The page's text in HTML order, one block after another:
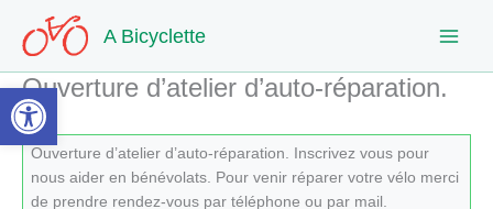
Ouvrir la barre d’outils
contenu
A Bicyclette
Ouverture d’atelier d’auto-réparation.
Ouverture d’atelier d’auto-réparation. Inscrivez vous pour
nous aider en bénévolats. Pour venir réparer votre vélo merci
de prendre rendez-vous par téléphone ou par mail.